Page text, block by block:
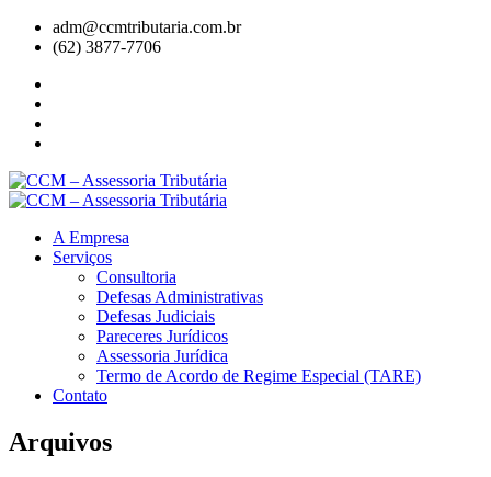
adm@ccmtributaria.com.br
(62) 3877-7706
A Empresa
Serviços
Consultoria
Defesas Administrativas
Defesas Judiciais
Pareceres Jurídicos
Assessoria Jurídica
Termo de Acordo de Regime Especial (TARE)
Contato
Arquivos